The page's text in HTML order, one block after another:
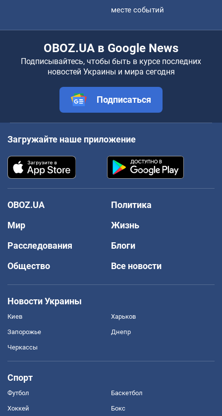
месте событий
OBOZ.UA в Google News
Подписывайтесь, чтобы быть в курсе последних
новостей Украины и мира сегодня
Подписаться
Загружайте наше приложение
OBOZ.UA
Политика
Мир
Жизнь
Расследования
Блоги
Общество
Все новости
Новости Украины
Киев Харьков
Запорожье Днепр
Черкассы
Спорт
Футбол Баскетбол
Хоккей Бокс